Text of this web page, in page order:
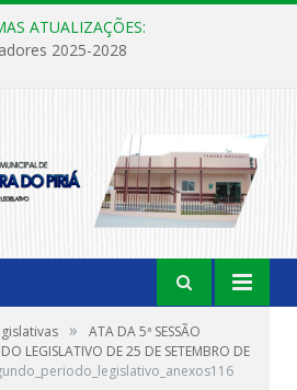
ATUALIZAÇÕES:
2025-2028
»
ATA DA 5ª SESSÃO
LEGISLATIVO DE 25 DE SETEMBRO DE